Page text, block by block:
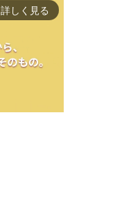
詳しく見る